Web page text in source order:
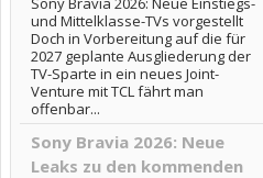
und Mittelklasse-TVs vorgestellt
Doch in Vorbereitung auf die für
2027 geplante Ausgliederung der
TV-Sparte in ein neues Joint-
Venture mit TCL fährt man
offenbar...
Sony Bravia 2026: Neue
Leaks zu den kommenden